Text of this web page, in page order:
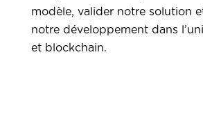
modèle, valider notre solution
notre développement dans
et blockchain.